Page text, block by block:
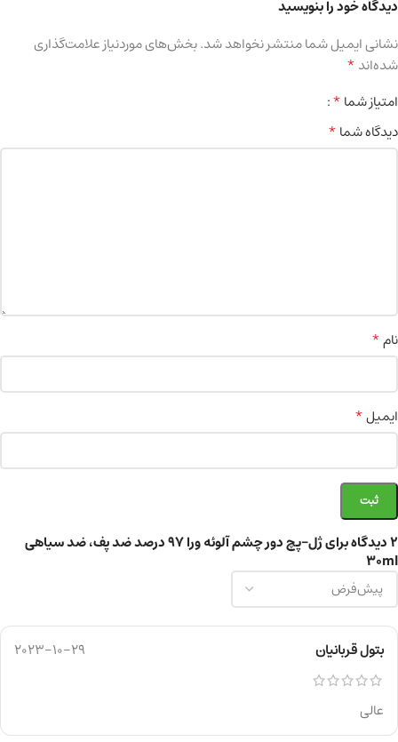
2 دیدگاه برای ژل-پچ دور چشم آلوئه ورا ۹۷ درصد ضد پف، ضد سیاهی
30ml
بتول قربانیان 2023-10-29
عالی
دیدگاه خود را بنویسید
نشانی ایمیل شما منتشر نخواهد شد.بخش‌های موردنیاز علامت‌گذاری
شده‌اند*
امتیاز شما*
دیدگاه شما*
نام*
ایمیل*